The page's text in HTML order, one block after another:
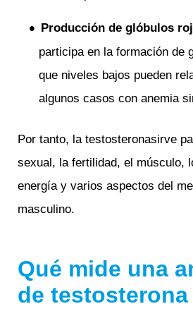
Producción de glóbulos
participa en la formación de
que niveles bajos pueden
algunos casos con anemia
Por tanto, la testosteronasirve
sexual, la fertilidad, el músculo,
energía y varios aspectos del
masculino.
Qué mide una
de testosterona